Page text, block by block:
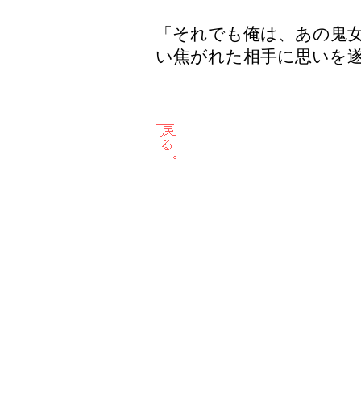
「それでも俺は、あの鬼
い焦がれた相手に思いを